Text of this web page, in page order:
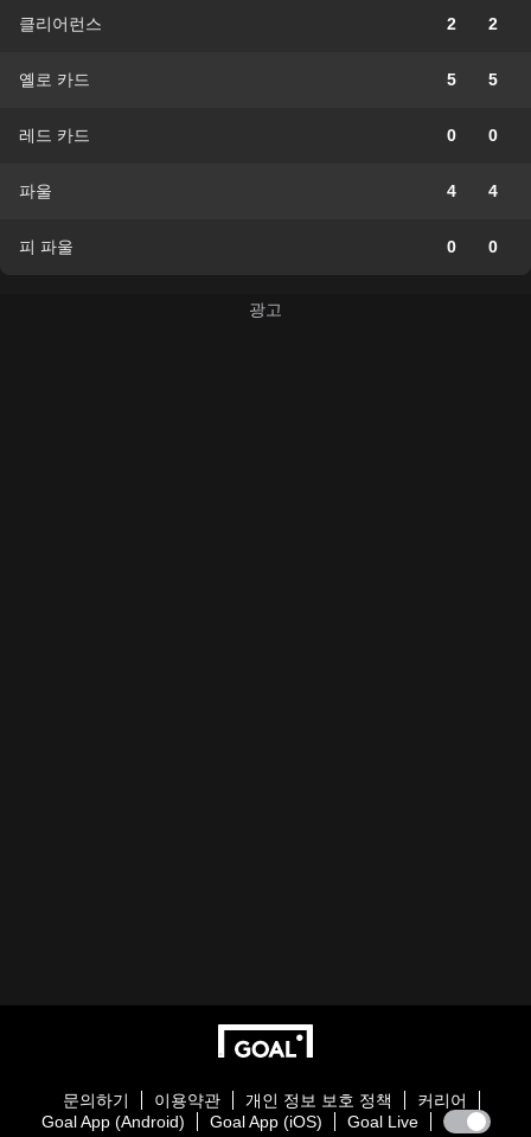
클리어런스 2 2
옐로 카드 5 5
레드 카드 0 0
파울 4 4
피 파울 0 0
문의하기 이용약관 개인 정보 보호 정책
커리어
Goal App (Android)
Goal App (iOS) Goal Live